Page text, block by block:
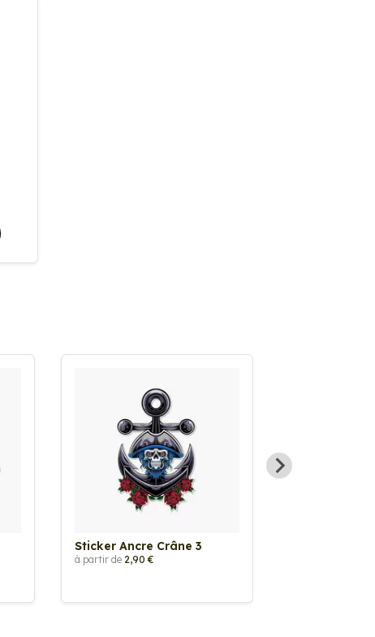
Sticker Ancre Crâne 3
à partir de 2,90 €